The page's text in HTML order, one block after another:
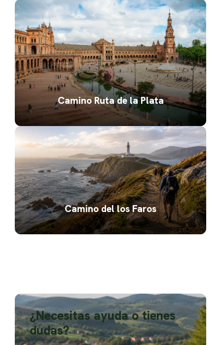
Camino Ruta de la Plata
Camino del los Faros
¿Necesitas ayuda o tienes
dudas?